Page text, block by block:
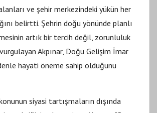
ve şehir merkezindeki yükün her
belirtti. Şehrin doğu yönünde planlı
artık bir tercih değil, zorunluluk
Akpınar, Doğu Gelişim İmar
hayati öneme sahip olduğunu
siyasi tartışmaların dışında